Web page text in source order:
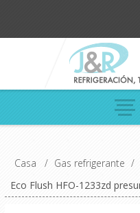
Casa / Gas refrigerante /
Eco Flush HFO-1233zd